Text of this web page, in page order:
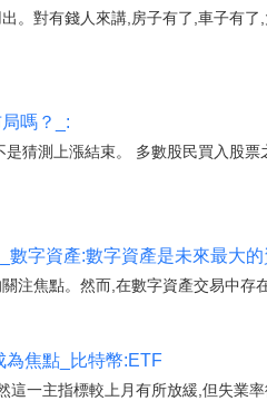
。對有錢人來講,房子有了,車子有
嗎？_:
猜測上漲結束。 多數股民買入股
字資產:數字資產是未來最大的
注焦點。然而,在數字資產交易中存
為焦點_比特幣:ETF
一主指標較上月有所放緩,但失業